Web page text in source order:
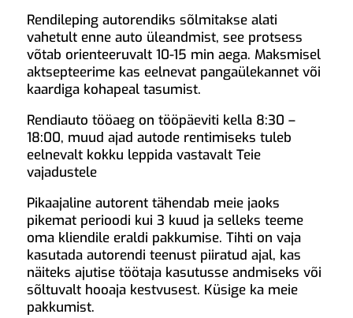
Rendileping autorendiks sõlmitakse alati
vahetult enne auto üleandmist, see protsess
võtab orienteeruvalt 10-15 min aega. Maksmisel
aktsepteerime kas eelnevat pangaülekannet või
kaardiga kohapeal tasumist.
Rendiauto tööaeg on tööpäeviti kella 8:30 –
18:00, muud ajad autode rentimiseks tuleb
eelnevalt kokku leppida vastavalt Teie
vajadustele
Pikaajaline autorent tähendab meie jaoks
pikemat perioodi kui 3 kuud ja selleks teeme
oma kliendile eraldi pakkumise. Tihti on vaja
kasutada autorendi teenust piiratud ajal, kas
näiteks ajutise töötaja kasutusse andmiseks või
sõltuvalt hooaja kestvusest. Küsige ka meie
pakkumist.